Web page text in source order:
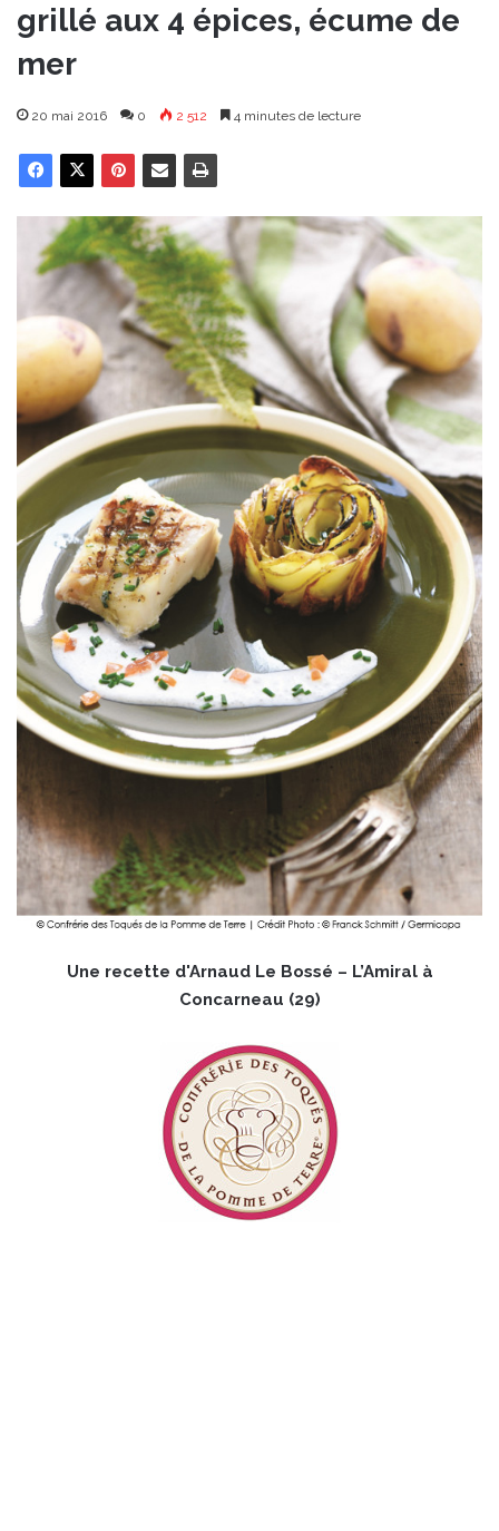
grillé aux 4 épices, écume de
mer
20 mai 2016 0 2 512 4 minutes de lecture
Une recette d'Arnaud Le Bossé – L’Amiral à
Concarneau (29)